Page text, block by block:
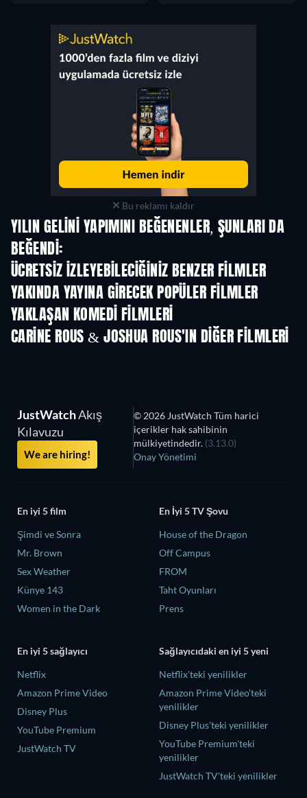
Bu reklamı kaldır
YILIN GELINI YAPIMINI BEĞENENLER, ŞUNLARI DA
BEĞENDI:
ÜCRETSIZ IZLEYEBILECIĞINIZ BENZER FILMLER
YAKINDA YAYINA GIRECEK POPÜLER FILMLER
YAKLAŞAN KOMEDI FILMLERI
CARINE ROUS & JOSHUA ROUS'IN DIĞER FILMLERI
JustWatchAkış
Kılavuzu
We are hiring!
© 2026 JustWatch Tüm harici
içerikler hak sahibinin
mülkiyetindedir. (3.13.0)
Onay Yönetimi
En iyi 5 film
Şimdi ve Sonra
Mr. Brown
Sex Weather
Künye 143
Women in the Dark
En İyi 5 TV Şovu
House of the Dragon
Off Campus
FROM
Taht Oyunları
Prens
En iyi 5 sağlayıcı
Netflix
Amazon Prime Video
Disney Plus
YouTube Premium
JustWatch TV
Sağlayıcıdaki en iyi 5 yeni
Netflix'teki yenilikler
Amazon Prime Video'teki
yenilikler
Disney Plus'teki yenilikler
YouTube Premium'teki
yenilikler
JustWatch TV'teki yenilikler